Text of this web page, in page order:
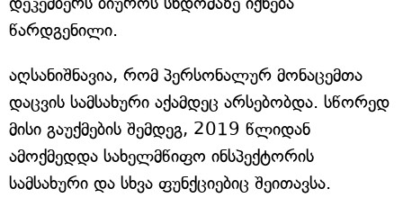
წარდგენილი.
აღსანიშნავია, რომ პერსონალურ მონაცემთა
დაცვის სამსახური აქამდეც არსებობდა. სწორედ
მისი გაუქმების შემდეგ, 2019 წლიდან
ამოქმედდა სახელმწიფო ინსპექტორის
სამსახური და სხვა ფუნქციებიც შეითავსა.